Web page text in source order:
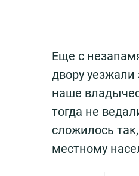
Еще с
двору уезжали
наше
тогда не
сложилось
местному